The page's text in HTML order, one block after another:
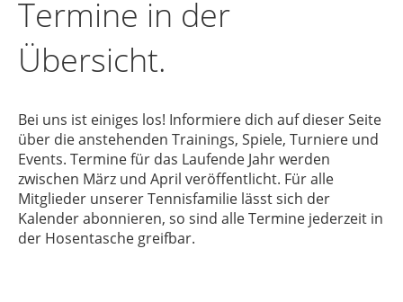
Termine in der
Übersicht.
Bei uns ist einiges los! Informiere dich auf dieser Seite
über die anstehenden Trainings, Spiele, Turniere und
Events. Termine für das Laufende Jahr werden
zwischen März und April veröffentlicht. Für alle
Mitglieder unserer Tennisfamilie lässt sich der
Kalender abonnieren, so sind alle Termine jederzeit in
der Hosentasche greifbar.